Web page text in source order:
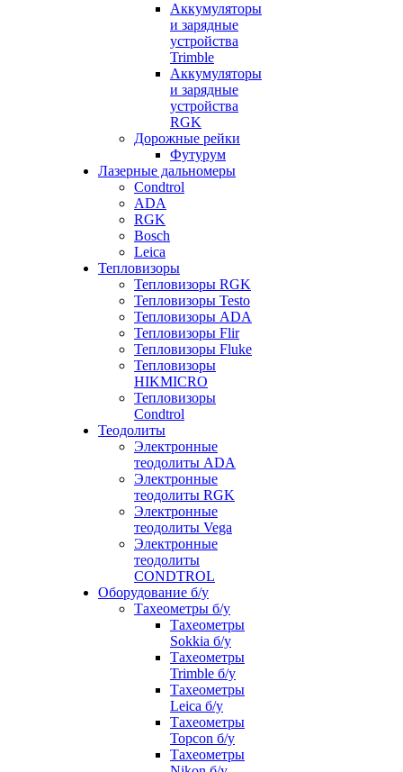
Аккумуляторы
и зарядные
устройства
Trimble
Аккумуляторы
и зарядные
устройства
RGK
Дорожные рейки
Футурум
Лазерные дальномеры
Condtrol
ADA
RGK
Bosch
Leica
Тепловизоры
Тепловизоры RGK
Тепловизоры Testo
Тепловизоры ADA
Тепловизоры Flir
Тепловизоры Fluke
Тепловизоры
HIKMICRO
Тепловизоры
Condtrol
Теодолиты
Электронные
теодолиты ADA
Электронные
теодолиты RGK
Электронные
теодолиты Vega
Электронные
теодолиты
CONDTROL
Оборудование б/у
Тахеометры б/у
Тахеометры
Sokkia б/у
Тахеометры
Trimble б/у
Тахеометры
Leica б/у
Тахеометры
Topcon б/у
Тахеометры